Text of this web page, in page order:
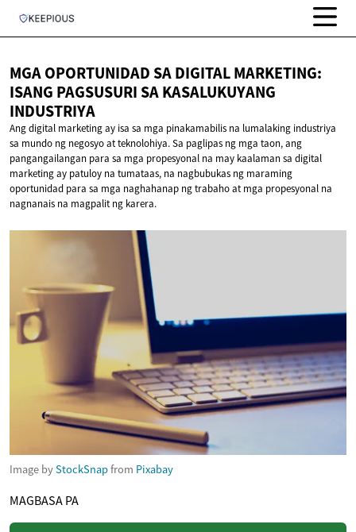
MGA OPORTUNIDAD SA DIGITAL MARKETING:
ISANG PAGSUSURI SAKASALUKUYANG
INDUSTRIYA
Ang digital marketing ay isa sa mga pinakamabilis na lumalaking industriya
sa mundo ng negosyo at teknolohiya. Sa paglipas ng mga taon, ang
pangangailangan para sa mga propesyonal na may kaalaman sa digital
marketing ay patuloy na tumataas, na nagbubukas ng maraming
oportunidad para sa mga naghahanap ng trabaho at mga propesyonal na
nagnanais na magpalit ng karera.
Image byStockSnapfrom Pixabay
MAGBASA PA